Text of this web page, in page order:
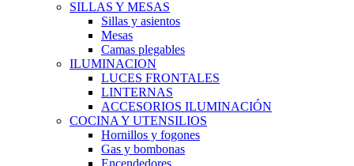
SILLAS Y MESAS
Sillas y asientos
Mesas
Camas plegables
ILUMINACION
LUCES FRONTALES
LINTERNAS
ACCESORIOS ILUMINACIÓN
COCINA Y UTENSILIOS
Hornillos y fogones
Gas y bombonas
Encendedores